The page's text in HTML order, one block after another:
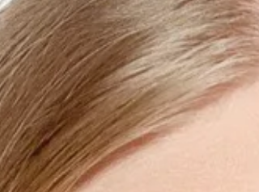
lumineuse, équilibrée et revitalisée.